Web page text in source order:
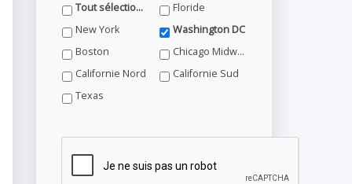
Tout sélectionner
Floride
New York
Washington DC
Boston
Chicago Midwest
Californie Nord
Californie Sud
Texas